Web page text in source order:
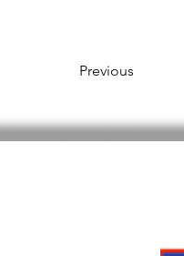
Previous